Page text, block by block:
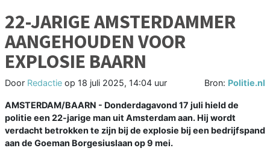
22-JARIGE AMSTERDAMMER
AANGEHOUDEN VOOR
EXPLOSIE BAARN
Door Redactie op 18 juli 2025, 14:04 uur Bron: Politie.nl
AMSTERDAM/BAARN - Donderdagavond 17 juli hield de
politie een 22-jarige man uit Amsterdam aan. Hij wordt
verdacht betrokken te zijn bij de explosie bij een bedrijfspand
aan de Goeman Borgesiuslaan op 9 mei.